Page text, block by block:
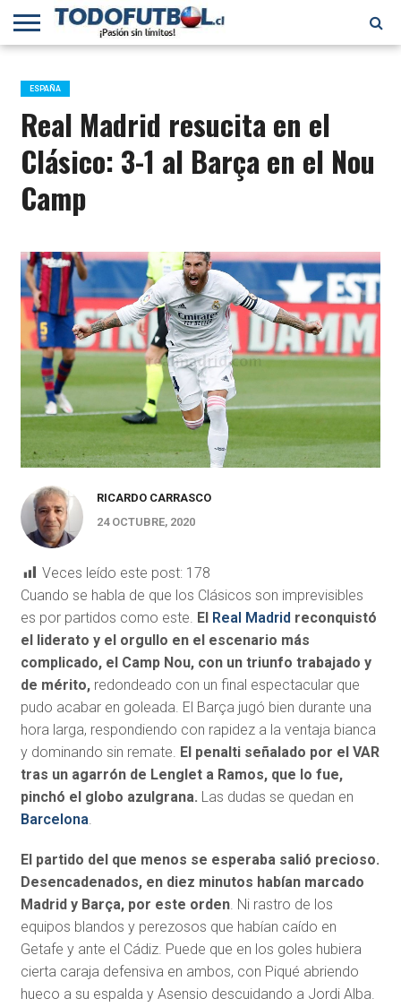
PRIMERA
B
SELECCIÓN
CHILENA
CHILENOS
EN EL
MUNDO
FÚTBOL
INTERNACIONAL
ESPAÑA
Real Madrid resucita en el
Clásico: 3-1 al Barça en el Nou
Camp
RICARDO CARRASCO
24 OCTUBRE, 2020
Veces leído este post: 178
Cuando se habla de que los Clásicos son imprevisibles
es por partidos como este. El Real Madrid reconquistó
el liderato y el orgullo en el escenario más
complicado, el Camp Nou, con un triunfo trabajado y
de mérito,redondeado con un final espectacular que
pudo acabar en goleada. El Barça jugó bien durante una
hora larga, respondiendo con rapidez a la ventaja bianca
y dominando sin remate. El penalti señalado por el VAR
tras un agarrón de Lenglet a Ramos, que lo fue,
pinchó el globo azulgrana. Las dudas se quedan en
Barcelona.
El partido del que menos se esperaba salió precioso.
Desencadenados, en diez minutos habían marcado
Madrid y Barça, por este orden. Ni rastro de los
equipos blandos y perezosos que habían caído en
Getafe y ante el Cádiz. Puede que en los goles hubiera
cierta caraja defensiva en ambos, con Piqué abriendo
hueco a su espalda y Asensio descuidando a Jordi Alba.